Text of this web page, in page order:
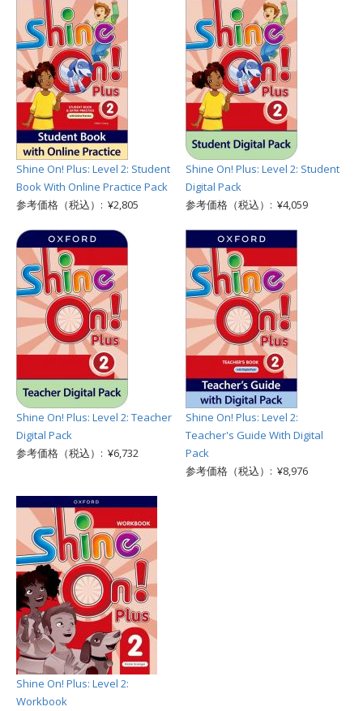
Shine On! Plus: Level 2: Student
Book With Online Practice Pack
参考価格（税込）: ¥2,805
Shine On! Plus: Level 2: Student
Digital Pack
参考価格（税込）: ¥4,059
Shine On! Plus: Level 2: Teacher
Digital Pack
参考価格（税込）: ¥6,732
Shine On! Plus: Level 2:
Teacher's Guide With Digital
Pack
参考価格（税込）: ¥8,976
Shine On! Plus: Level 2:
Workbook